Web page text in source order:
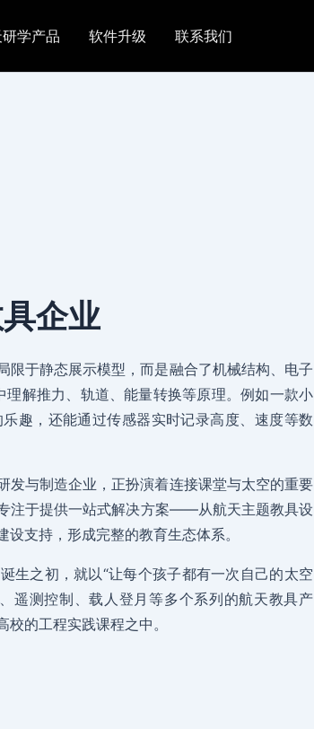
学产品 软件升级 联系我们
企业
限于静态展示模型，而是融合了机械结构、电子
理解推力、轨道、能量转换等原理。例如一款小
趣，还能通过传感器实时记录高度、速度等数
发与制造企业，正扮演着连接课堂与太空的重要
注于提供一站式解决方案——从航天主题教具设
支持，形成完整的教育生态体系。
生之初，就以“让每个孩子都有一次自己的太空
遥测控制、载人登月等多个系列的航天教具产
的工程实践课程之中。